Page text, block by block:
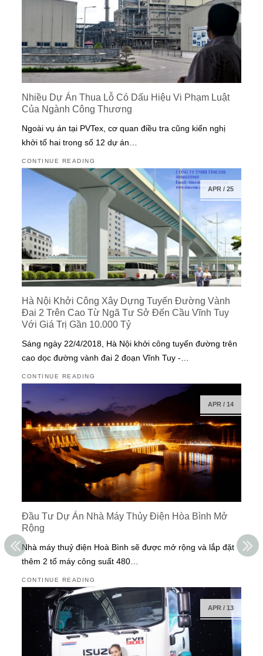
Nhiều Dự Án Thua Lỗ Có Dấu Hiệu Vi Phạm Luật
Của Ngành Công Thương
Ngoài vụ án tại PVTex, cơ quan điều tra cũng kiến nghị
khởi tố hai trong số 12 dự án…
CONTINUE READING
APR/ 25
Hà Nội Khởi Công Xây Dựng Tuyến Đường Vành
Đai 2 Trên Cao Từ Ngã Tư Sở Đến Cầu Vĩnh Tuy
Với Giá Trị Gần 10.000 Tỷ
Sáng ngày 22/4/2018, Hà Nội khởi công tuyến đường trên
cao dọc đường vành đai 2 đoạn Vĩnh Tuy -…
CONTINUE READING
APR/ 14
Đầu Tư Dự Án Nhà Máy Thủy Điện Hòa Bình Mở
Rộng
Nhà máy thuỷ điện Hoà Bình sẽ được mở rộng và lắp đặt
thêm 2 tổ máy công suất 480…
CONTINUE READING
APR/ 13